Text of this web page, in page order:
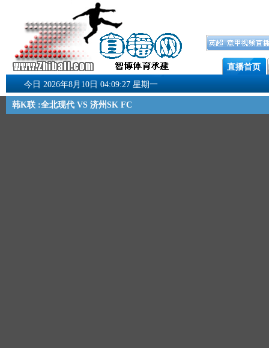
直播首页
今日 2026年8月10日 04:09:27 星期一
韩K联 :全北现代 VS 济州SK FC